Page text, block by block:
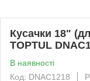
Кусачки 18"
TOPTUL
В наявності
Код: DNAC1218